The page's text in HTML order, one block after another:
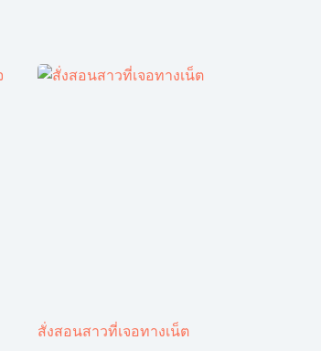
สั่งสอนสาวที่เจอทางเน็ต